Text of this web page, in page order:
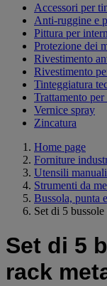
Accessori per
Anti-ruggine e
Pittura per
Protezione dei
Rivestimento
Rivestimento
Tinteggiatura
Trattamento
Vernice spray
Zincatura
Home page
Forniture
Utensili
Strumenti da
Bussola, punta
Set di 5
Set di 5
rack